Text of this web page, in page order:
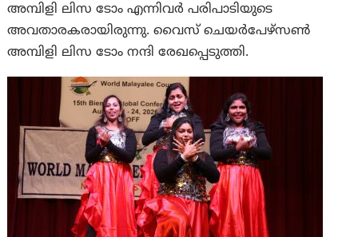
അമ്പിളി ലിസ ടോം എന്നിവർ പരിപാടിയുടെ
അവതാരകരായിരുന്നു. വൈസ് ചെയർപേഴ്‌സൺ
അമ്പിളി ലിസ ടോം നന്ദി രേഖപ്പെടുത്തി.